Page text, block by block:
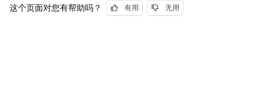
这个页面对您有帮助吗？
有用 无用